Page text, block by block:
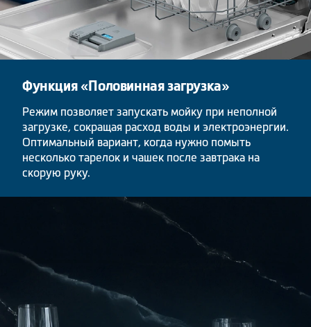
Функция «Половинная загрузка»
Режим позволяет запускать мойку при неполной
загрузке, сокращая расход воды и электроэнергии.
Оптимальный вариант, когда нужно помыть
несколько тарелок и чашек после завтрака на
скорую руку.